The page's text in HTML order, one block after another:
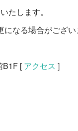
たします。
なる場合がござい
B1F [ アクセス ]